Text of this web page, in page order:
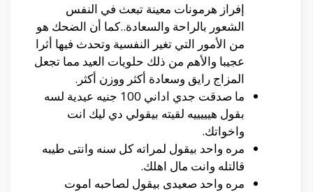
إفراز هرمونات معينة تبعث في النفس
الشعور بالراحة والسعادة..كما أن الضحك هو
من الأمور التي تغير النفسية وتحدث فيها أثرا
عجيبا والأهم من ذلك حلويات العيد مما تجعل
المزاج رايق وسعادة أكثر ووزن أكثر.
ما صدقت جدي اداني 100 جنيه عيدية لسه
بقول هيييييه لقيته بيقولي دي ليك انت
واخواتك.
مره واحد بيقول لمراته كل سنه وانتى طيبه
قالتله وانت مال اهلك.
مره واحد صعيدى بيقول لصاحبه اموت